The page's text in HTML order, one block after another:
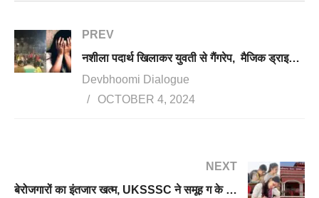
PREV
नशीला पदार्थ खिलाकर युवती से गैंगरेप, मैजिक ड्राइवर समेत 2 गिरफ्तार, नाबालिग आरोपी पुलिस संरक्षण में रखा गया
Devbhoomi Dialogue
OCTOBER 4, 2024
NEXT
बेरोजगारों का इंतजार खत्म, UKSSSC ने समूह ग के 751 पदों पर निकाली भर्ती, ऐसे करें आवेदन